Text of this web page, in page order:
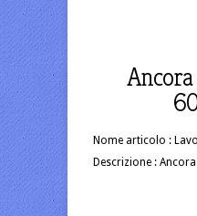
Nome articolo :
Descrizione :